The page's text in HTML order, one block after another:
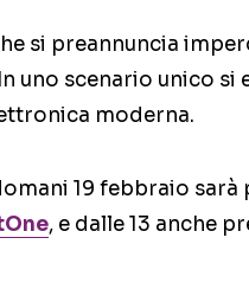
si preannuncia
uno scenario unico si
moderna.
19 febbraio
, e dalle 13 anche